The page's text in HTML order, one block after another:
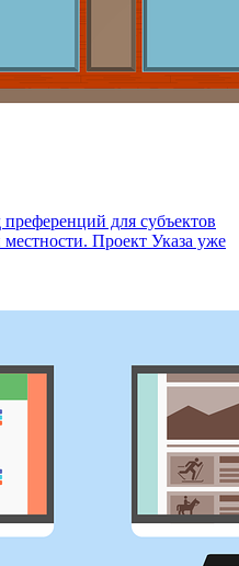
для субъектов
Проект Указа уже